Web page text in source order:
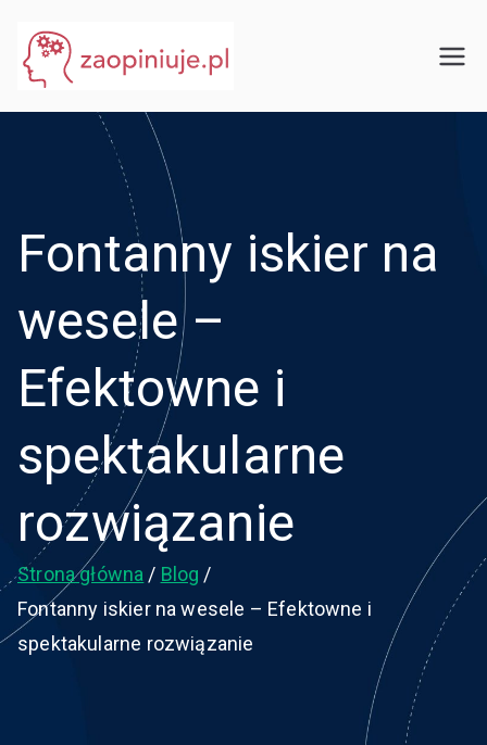
treści
Fontanny iskier na
wesele –
Efektowne i
spektakularne
rozwiązanie
Strona główna
Blog
Fontanny iskier na wesele – Efektowne i
spektakularne rozwiązanie